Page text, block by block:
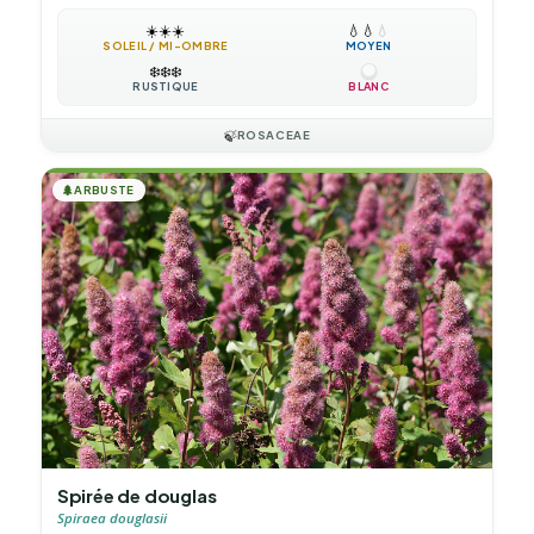
☀️☀️☀️
SOLEIL / MI-OMBRE
💧 💧 💧
MOYEN
❄️❄️❄️
RUSTIQUE BLANC
🍃ROSACEAE
🌲ARBUSTE
Spirée de douglas
Spiraea douglasii